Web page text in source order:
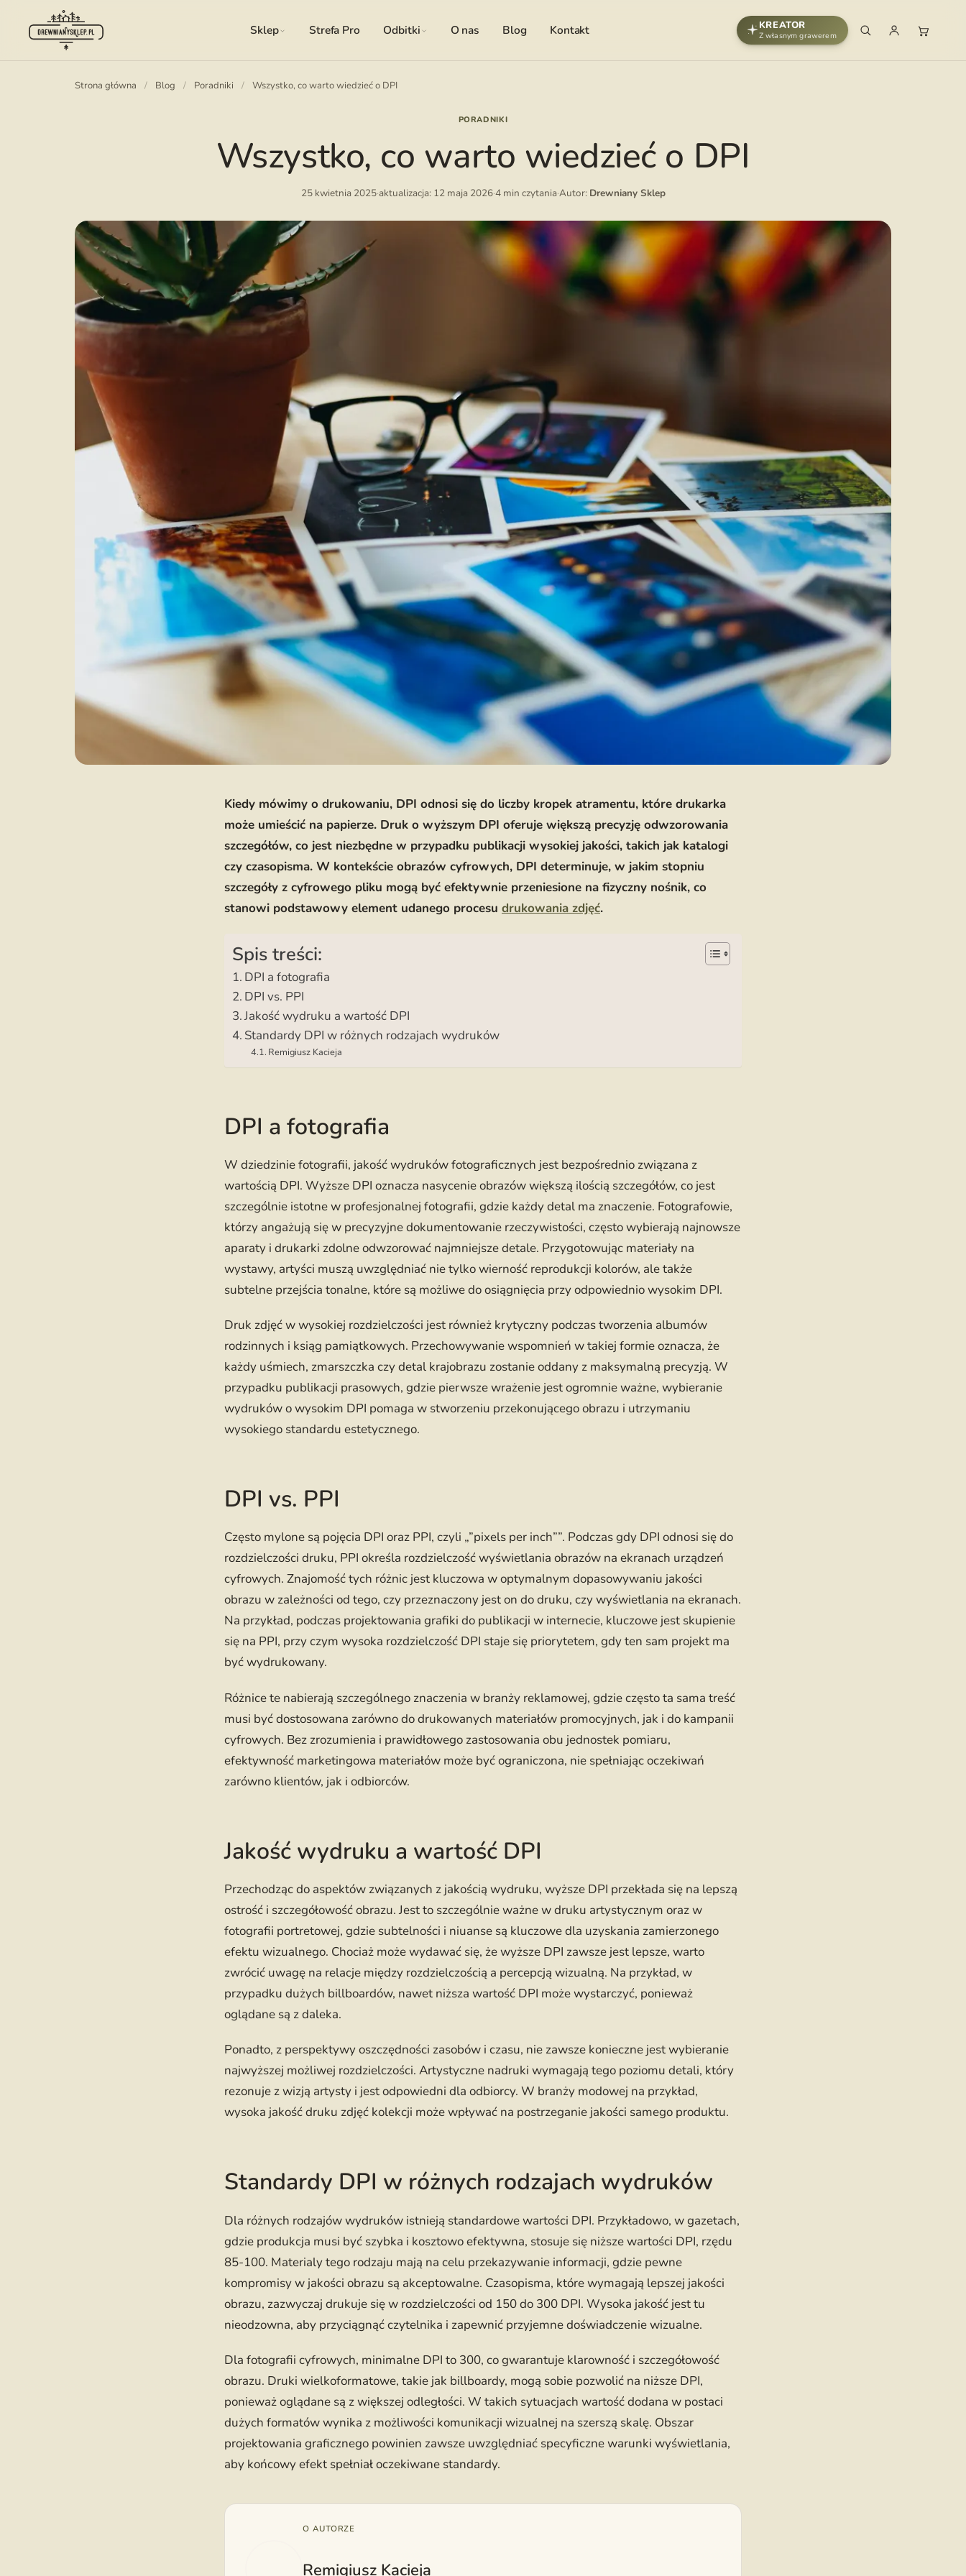
Sklep Strefa Pro Odbitki O nas Blog Kontakt KREATOR
Z własnym grawerem
Strona główna / Blog / Poradniki / Wszystko, co warto wiedzieć o DPI
PORADNIKI
Wszystko, co warto wiedzieć o DPI
25 kwietnia 2025·aktualizacja: 12 maja 2026·4 min czytania·Autor: Drewniany Sklep
Kiedy mówimy o drukowaniu, DPI odnosi się do liczby kropek atramentu, które drukarka
może umieścić na papierze. Druk o wyższym DPI oferuje większą precyzję odwzorowania
szczegółów, co jest niezbędne w przypadku publikacji wysokiej jakości, takich jak katalogi
czy czasopisma. W kontekście obrazów cyfrowych, DPI determinuje, w jakim stopniu
szczegóły z cyfrowego pliku mogą być efektywnie przeniesione na fizyczny nośnik, co
stanowi podstawowy element udanego procesu drukowania zdjęć.
Spis treści:
DPI a fotografia
DPI vs. PPI
Jakość wydruku a wartość DPI
Standardy DPI w różnych rodzajach wydruków
Remigiusz Kacieja
DPI a fotografia
W dziedzinie fotografii, jakość wydruków fotograficznych jest bezpośrednio związana z
wartością DPI. Wyższe DPI oznacza nasycenie obrazów większą ilością szczegółów, co jest
szczególnie istotne w profesjonalnej fotografii, gdzie każdy detal ma znaczenie. Fotografowie,
którzy angażują się w precyzyjne dokumentowanie rzeczywistości, często wybierają najnowsze
aparaty i drukarki zdolne odwzorować najmniejsze detale. Przygotowując materiały na
wystawy, artyści muszą uwzględniać nie tylko wierność reprodukcji kolorów, ale także
subtelne przejścia tonalne, które są możliwe do osiągnięcia przy odpowiednio wysokim DPI.
Druk zdjęć w wysokiej rozdzielczości jest również krytyczny podczas tworzenia albumów
rodzinnych i ksiąg pamiątkowych. Przechowywanie wspomnień w takiej formie oznacza, że
każdy uśmiech, zmarszczka czy detal krajobrazu zostanie oddany z maksymalną precyzją. W
przypadku publikacji prasowych, gdzie pierwsze wrażenie jest ogromnie ważne, wybieranie
wydruków o wysokim DPI pomaga w stworzeniu przekonującego obrazu i utrzymaniu
wysokiego standardu estetycznego.
DPI vs. PPI
Często mylone są pojęcia DPI oraz PPI, czyli „”pixels per inch””. Podczas gdy DPI odnosi się do
rozdzielczości druku, PPI określa rozdzielczość wyświetlania obrazów na ekranach urządzeń
cyfrowych. Znajomość tych różnic jest kluczowa w optymalnym dopasowywaniu jakości
obrazu w zależności od tego, czy przeznaczony jest on do druku, czy wyświetlania na ekranach.
Na przykład, podczas projektowania grafiki do publikacji w internecie, kluczowe jest skupienie
się na PPI, przy czym wysoka rozdzielczość DPI staje się priorytetem, gdy ten sam projekt ma
być wydrukowany.
Różnice te nabierają szczególnego znaczenia w branży reklamowej, gdzie często ta sama treść
musi być dostosowana zarówno do drukowanych materiałów promocyjnych, jak i do kampanii
cyfrowych. Bez zrozumienia i prawidłowego zastosowania obu jednostek pomiaru,
efektywność marketingowa materiałów może być ograniczona, nie spełniając oczekiwań
zarówno klientów, jak i odbiorców.
Jakość wydruku a wartość DPI
Przechodząc do aspektów związanych z jakością wydruku, wyższe DPI przekłada się na lepszą
ostrość i szczegółowość obrazu. Jest to szczególnie ważne w druku artystycznym oraz w
fotografii portretowej, gdzie subtelności i niuanse są kluczowe dla uzyskania zamierzonego
efektu wizualnego. Chociaż może wydawać się, że wyższe DPI zawsze jest lepsze, warto
zwrócić uwagę na relacje między rozdzielczością a percepcją wizualną. Na przykład, w
przypadku dużych billboardów, nawet niższa wartość DPI może wystarczyć, ponieważ
oglądane są z daleka.
Ponadto, z perspektywy oszczędności zasobów i czasu, nie zawsze konieczne jest wybieranie
najwyższej możliwej rozdzielczości. Artystyczne nadruki wymagają tego poziomu detali, który
rezonuje z wizją artysty i jest odpowiedni dla odbiorcy. W branży modowej na przykład,
wysoka jakość druku zdjęć kolekcji może wpływać na postrzeganie jakości samego produktu.
Standardy DPI w różnych rodzajach wydruków
Dla różnych rodzajów wydruków istnieją standardowe wartości DPI. Przykładowo, w gazetach,
gdzie produkcja musi być szybka i kosztowo efektywna, stosuje się niższe wartości DPI, rzędu
85-100. Materialy tego rodzaju mają na celu przekazywanie informacji, gdzie pewne
kompromisy w jakości obrazu są akceptowalne. Czasopisma, które wymagają lepszej jakości
obrazu, zazwyczaj drukuje się w rozdzielczości od 150 do 300 DPI. Wysoka jakość jest tu
nieodzowna, aby przyciągnąć czytelnika i zapewnić przyjemne doświadczenie wizualne.
Dla fotografii cyfrowych, minimalne DPI to 300, co gwarantuje klarowność i szczegółowość
obrazu. Druki wielkoformatowe, takie jak billboardy, mogą sobie pozwolić na niższe DPI,
ponieważ oglądane są z większej odległości. W takich sytuacjach wartość dodana w postaci
dużych formatów wynika z możliwości komunikacji wizualnej na szerszą skalę. Obszar
projektowania graficznego powinien zawsze uwzględniać specyficzne warunki wyświetlania,
aby końcowy efekt spełniał oczekiwane standardy.
O AUTORZE
Remigiusz Kacieja